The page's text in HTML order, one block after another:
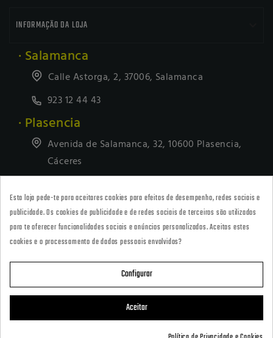
INFORMAÇÃO DA LOJA
· Salamanca
Calle Astorga, 2, 37006, Salamanca
923 12 44 43
· Plasencia
Avenida de Salamanca, 32, 10600 Plasencia,
Cáceres
· Tienda Online
marketing@armeriacarril.com
CATEGORÍAS 

Esta loja pede-te para aceitares cookies para efeitos de desempenho, redes sociais e
publicidade. Os cookies de publicidade e de redes sociais de terceiros são utilizados
para te oferecer funcionalidades sociais e anúncios personalizados. Aceitas estes
cookies e o processamento de dados pessoais envolvidos?
Configurar
Aceitar